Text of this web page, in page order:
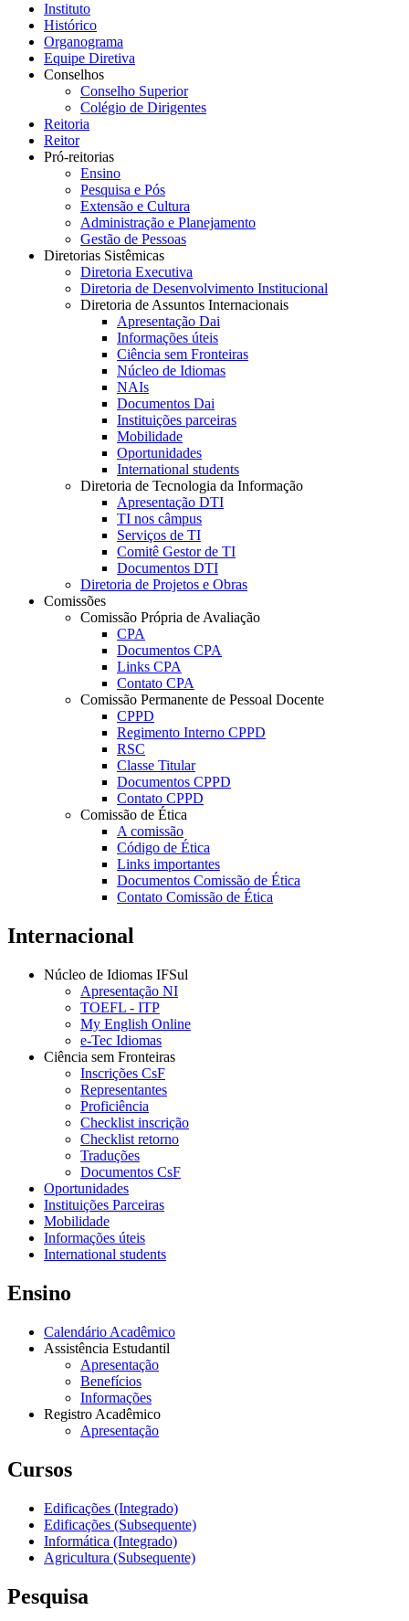
Instituto
Histórico
Organograma
Equipe Diretiva
Conselhos
Conselho Superior
Colégio de Dirigentes
Reitoria
Reitor
Pró-reitorias
Ensino
Pesquisa e Pós
Extensão e Cultura
Administração e Planejamento
Gestão de Pessoas
Diretorias Sistêmicas
Diretoria Executiva
Diretoria de Desenvolvimento Institucional
Diretoria de Assuntos Internacionais
Apresentação Dai
Informações úteis
Ciência sem Fronteiras
Núcleo de Idiomas
NAIs
Documentos Dai
Instituições parceiras
Mobilidade
Oportunidades
International students
Diretoria de Tecnologia da Informação
Apresentação DTI
TI nos câmpus
Serviços de TI
Comitê Gestor de TI
Documentos DTI
Diretoria de Projetos e Obras
Comissões
Comissão Própria de Avaliação
CPA
Documentos CPA
Links CPA
Contato CPA
Comissão Permanente de Pessoal Docente
CPPD
Regimento Interno CPPD
RSC
Classe Titular
Documentos CPPD
Contato CPPD
Comissão de Ética
A comissão
Código de Ética
Links importantes
Documentos Comissão de Ética
Contato Comissão de Ética
Internacional
Núcleo de Idiomas IFSul
Apresentação NI
TOEFL - ITP
My English Online
e-Tec Idiomas
Ciência sem Fronteiras
Inscrições CsF
Representantes
Proficiência
Checklist inscrição
Checklist retorno
Traduções
Documentos CsF
Oportunidades
Instituições Parceiras
Mobilidade
Informações úteis
International students
Ensino
Calendário Acadêmico
Assistência Estudantil
Apresentação
Benefícios
Informações
Registro Acadêmico
Apresentação
Cursos
Edificações (Integrado)
Edificações (Subsequente)
Informática (Integrado)
Agricultura (Subsequente)
Pesquisa